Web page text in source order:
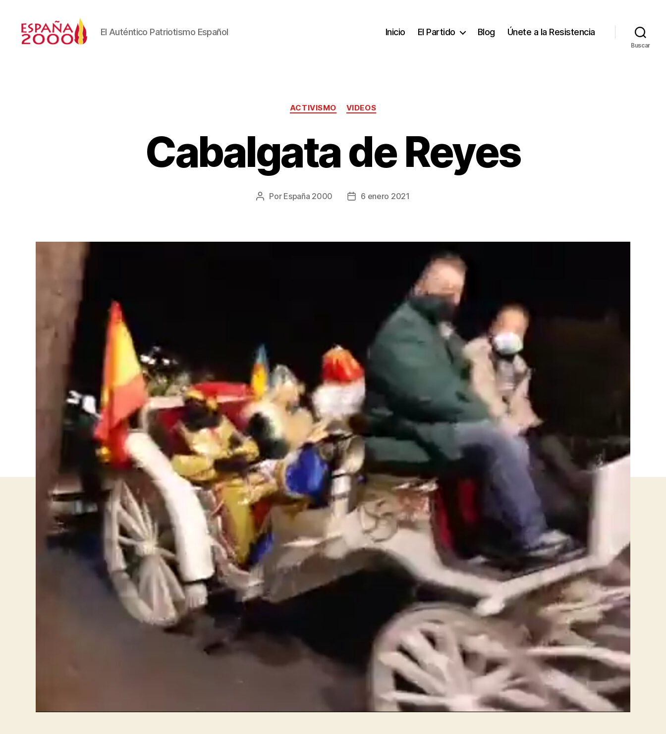
El Auténtico Patriotismo Español Inicio El Partido Blog Únete a la Resistencia
Buscar
ACTIVISMO VIDEOS
Cabalgata de Reyes
Por España 2000 6 enero 2021